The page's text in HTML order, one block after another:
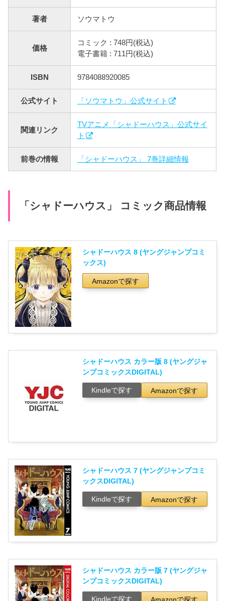
著者 ソウマトウ
価格
コミック : 748円(税込)
電子書籍 : 711円(税込)
ISBN 9784088920085
公式サイト 「ソウマトウ」公式サイト
関連リンク
TVアニメ「シャドーハウス」公式サイ
ト
前巻の情報 「シャドーハウス」 7巻詳細情報
「シャドーハウス」 コミック商品情報
シャドーハウス 8 (ヤングジャンプコミ
ックス)
Amazonで探す
シャドーハウス カラー版 8 (ヤングジャ
ンプコミックスDIGITAL)
Kindleで探す Amazonで探す
シャドーハウス 7 (ヤングジャンプコミ
ックスDIGITAL)
Kindleで探す Amazonで探す
シャドーハウス カラー版 7 (ヤングジャ
ンプコミックスDIGITAL)
Kindleで探す